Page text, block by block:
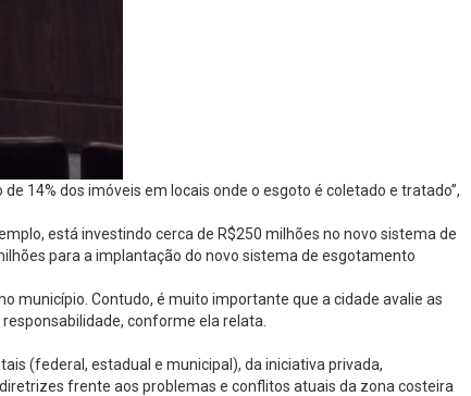
14% dos imóveis em locais onde o esgoto é coletado e tratado”,
está investindo cerca de R$250 milhões no novo sistema de
para a implantação do novo sistema de esgotamento
município. Contudo, é muito importante que a cidade avalie as
conforme ela relata.
(federal, estadual e municipal), da iniciativa privada,
frente aos problemas e conflitos atuais da zona costeira